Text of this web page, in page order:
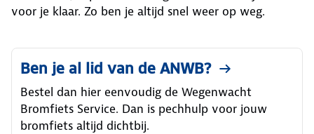
voor je klaar. Zo ben je altijd snel weer op weg.
Ben je al lid van de ANWB?
Bestel dan hier eenvoudig de Wegenwacht
Bromfiets Service. Dan is pechhulp voor jouw
bromfiets altijd dichtbij.